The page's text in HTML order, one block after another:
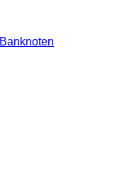
Banknoten